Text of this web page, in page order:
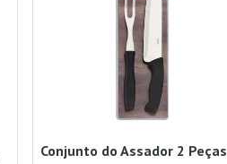
Conjunto do Assador 2 Peças